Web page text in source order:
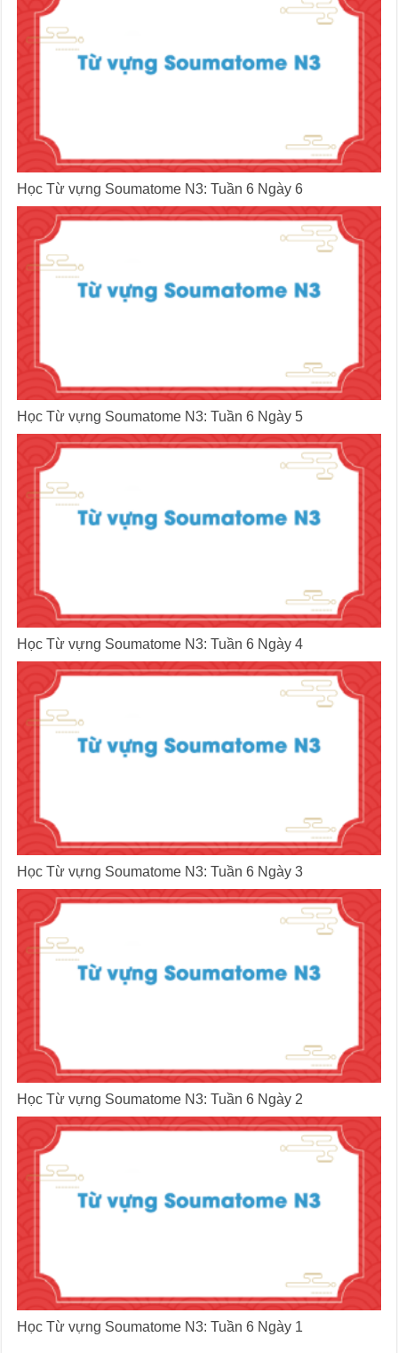
Học Từ vựng Soumatome N3: Tuần 6 Ngày 6
Học Từ vựng Soumatome N3: Tuần 6 Ngày 5
Học Từ vựng Soumatome N3: Tuần 6 Ngày 4
Học Từ vựng Soumatome N3: Tuần 6 Ngày 3
Học Từ vựng Soumatome N3: Tuần 6 Ngày 2
Học Từ vựng Soumatome N3: Tuần 6 Ngày 1